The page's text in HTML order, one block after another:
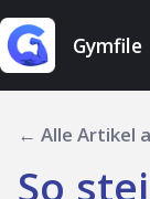
Gymfile
← Alle Artikel
So